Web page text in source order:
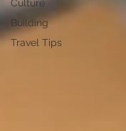
Culture
Building
Travel Tips